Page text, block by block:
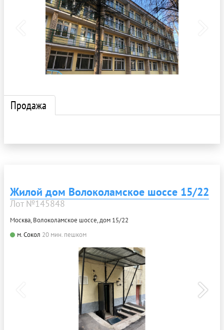
Продажа
Жилой дом Волоколамское шоссе 15/22
Лот №145848
Москва, Волоколамское шоссе, дом 15/22
м. Сокол 20 мин. пешком